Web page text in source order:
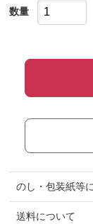
数量
のし・包装紙等
送料について